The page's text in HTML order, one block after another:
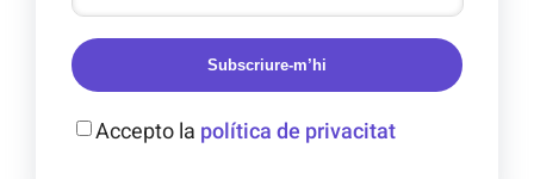
Subscriure-m’hi
Accepto la política de privacitat